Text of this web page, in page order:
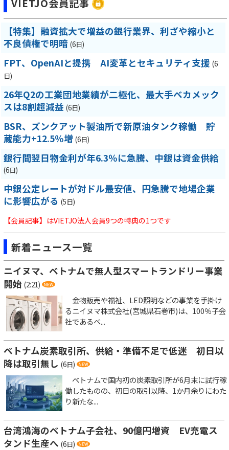
VIETJO会員記事
【特集】融資拡大で増益の銀行業界、利ざや縮小と
不良債権で明暗 (6日)
FPT、OpenAIと提携 AI変革とセキュリティ支援 (6
日)
26年Q2の工業団地業績が二極化、最大手ベカメック
スは8割超減益 (6日)
BSR、ズンクアット製油所で新原油タンク稼働 貯
蔵能力+12.5％増 (6日)
銀行間翌日物金利が年6.3％に急騰、中銀は資金供給
(6日)
中銀公定レートが対ドル最安値、円急騰で地場企業
に影響広がる (5日)
【会員記事】はVIETJO法人会員9つの特典の1つです
新着ニュース一覧
ニイヌマ、ベトナムで無人型スマートランドリー事業
開始 (2:21)
金物販売や福祉、LED照明などの事業を手掛け
るニイヌマ株式会社(宮城県石巻市)は、100％子会
社であるベ...
ベトナム炭素取引所、供給・準備不足で低迷 初日以
降は取引無し (6日)
ベトナムで国内初の炭素取引所が6月末に試行稼
働したものの、初日の取引以降、1か月余りにわた
り新たな...
台湾鴻海のベトナム子会社、90億円増資 EV充電ス
タンド生産へ (6日)